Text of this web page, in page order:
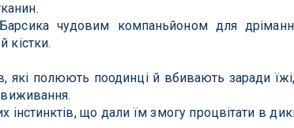
чудовим компаньйоном для
кістки.
які полюють поодинці й вбивають заради
виживання.
інстинктів, що дали їм змогу процвітати в